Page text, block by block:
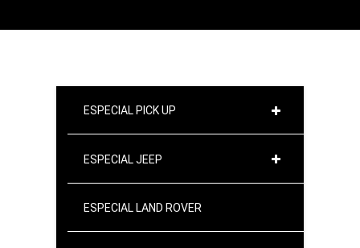
ESPECIAL PICK UP
ESPECIAL JEEP
ESPECIAL LAND ROVER